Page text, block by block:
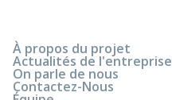
À propos du projet
Actualités de l'entreprise
On parle de nous
Contactez-Nous